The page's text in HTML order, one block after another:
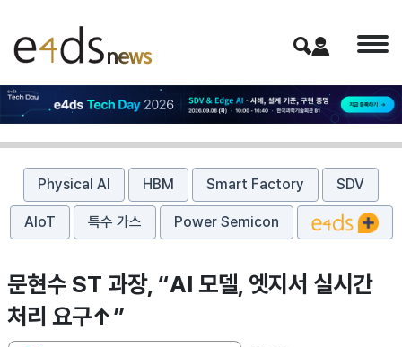
Physical AI HBM Smart Factory SDV
AIoT 특수 가스 Power Semicon
문현수 ST 과장, “AI 모델, 엣지서 실시간
처리 요구↑”